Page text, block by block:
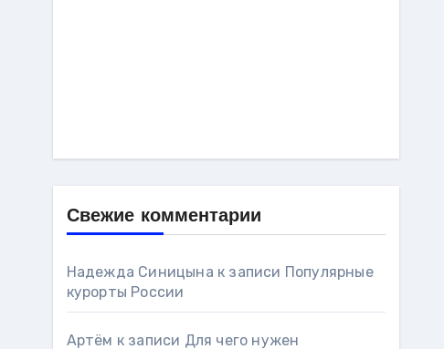
Свежие комментарии
Надежда Синицына к записи Популярные
курорты России
Артём к записи Для чего нужен